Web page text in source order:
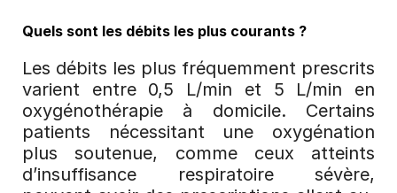
Quels sont les débits les plus courants ?
Les débits les plus fréquemment prescrits
varient entre 0,5 L/min et 5 L/min en
oxygénothérapie à domicile. Certains
patients nécessitant une oxygénation
plus soutenue, comme ceux atteints
d’insuffisance respiratoire sévère,